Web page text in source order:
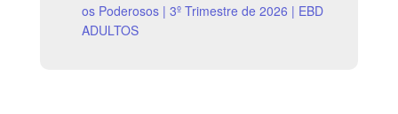
os Poderosos | 3º Trimestre de 2026 | EBD
ADULTOS